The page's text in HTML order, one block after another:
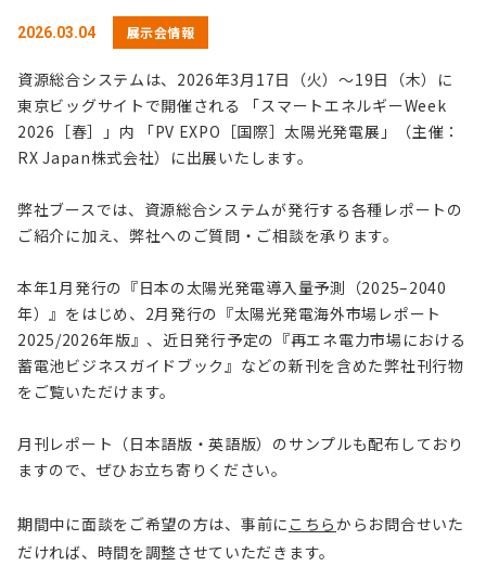
2026.03.04 展示会情報
資源総合システムは、2026年3月17日（火）～19日（木）に
東京ビッグサイトで開催される 「スマートエネルギーWeek
2026［春］」内 「PV EXPO［国際］太陽光発電展」（主催：
RX Japan株式会社）に出展いたします。
弊社ブースでは、資源総合システムが発行する各種レポートの
ご紹介に加え、弊社へのご質問・ご相談を承ります。
本年1月発行の『日本の太陽光発電導入量予測（2025–2040
年）』をはじめ、2月発行の『太陽光発電海外市場レポート
2025/2026年版』、近日発行予定の『再エネ電力市場における
蓄電池ビジネスガイドブック』などの新刊を含めた弊社刊行物
をご覧いただけます。
月刊レポート（日本語版・英語版）のサンプルも配布しており
ますので、ぜひお立ち寄りください。
期間中に面談をご希望の方は、 事前に こちらから お問合せいた
だければ、時間を調整させていただきます。